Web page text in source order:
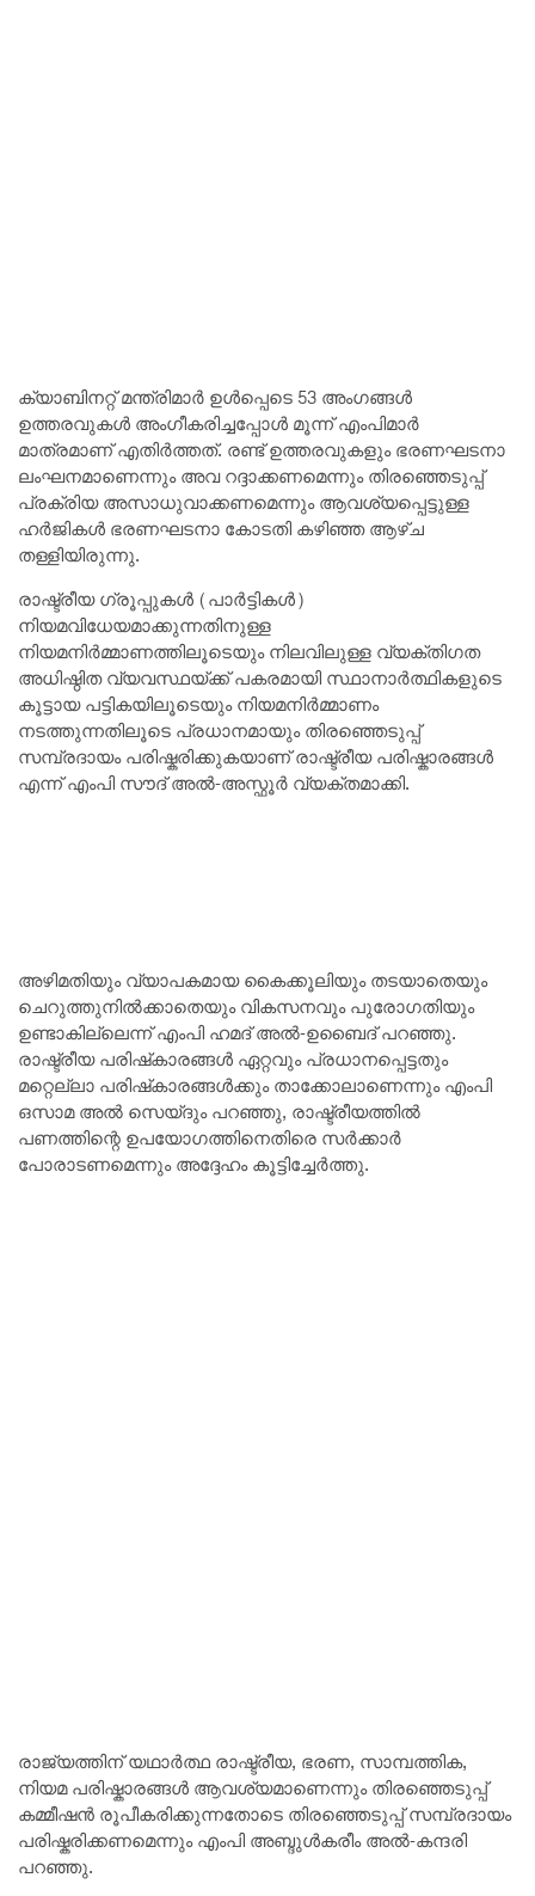
ക്യാബിനറ്റ് മന്ത്രിമാർ ഉൾപ്പെടെ 53 അംഗങ്ങൾ
ഉത്തരവുകൾ അംഗീകരിച്ചപ്പോൾ മൂന്ന് എംപിമാർ
മാത്രമാണ് എതിർത്തത്. രണ്ട് ഉത്തരവുകളും ഭരണഘടനാ
ലംഘനമാണെന്നും അവ റദ്ദാക്കണമെന്നും തിരഞ്ഞെടുപ്പ്
പ്രക്രിയ അസാധുവാക്കണമെന്നും ആവശ്യപ്പെട്ടുള്ള
ഹർജികൾ ഭരണഘടനാ കോടതി കഴിഞ്ഞ ആഴ്ച
തള്ളിയിരുന്നു.
രാഷ്ട്രീയ ഗ്രൂപ്പുകൾ (പാർട്ടികൾ)
നിയമവിധേയമാക്കുന്നതിനുള്ള
നിയമനിർമ്മാണത്തിലൂടെയും നിലവിലുള്ള വ്യക്തിഗത
അധിഷ്ഠിത വ്യവസ്ഥയ്ക്ക് പകരമായി സ്ഥാനാർത്ഥികളുടെ
കൂട്ടായ പട്ടികയിലൂടെയും നിയമനിർമ്മാണം
നടത്തുന്നതിലൂടെ പ്രധാനമായും തിരഞ്ഞെടുപ്പ്
സമ്പ്രദായം പരിഷ്കരിക്കുകയാണ് രാഷ്ട്രീയ പരിഷ്കാരങ്ങൾ
എന്ന് എംപി സൗദ് അൽ-അസ്ഫൂർ വ്യക്തമാക്കി.
അഴിമതിയും വ്യാപകമായ കൈക്കൂലിയും തടയാതെയും
ചെറുത്തുനിൽക്കാതെയും വികസനവും പുരോഗതിയും
ഉണ്ടാകില്ലെന്ന് എംപി ഹമദ് അൽ-ഉബൈദ് പറഞ്ഞു.
രാഷ്ട്രീയ പരിഷ്‌കാരങ്ങൾ ഏറ്റവും പ്രധാനപ്പെട്ടതും
മറ്റെല്ലാ പരിഷ്‌കാരങ്ങൾക്കും താക്കോലാണെന്നും എംപി
ഒസാമ അൽ സെയ്ദും പറഞ്ഞു, രാഷ്ട്രീയത്തിൽ
പണത്തിന്റെ ഉപയോഗത്തിനെതിരെ സർക്കാർ
പോരാടണമെന്നും അദ്ദേഹം കൂട്ടിച്ചേർത്തു.
രാജ്യത്തിന് യഥാർത്ഥ രാഷ്ട്രീയ, ഭരണ, സാമ്പത്തിക,
നിയമ പരിഷ്കാരങ്ങൾ ആവശ്യമാണെന്നും തിരഞ്ഞെടുപ്പ്
കമ്മീഷൻ രൂപീകരിക്കുന്നതോടെ തിരഞ്ഞെടുപ്പ് സമ്പ്രദായം
പരിഷ്കരിക്കണമെന്നും എംപി അബ്ദുൾകരീം അൽ-കന്ദരി
പറഞ്ഞു.